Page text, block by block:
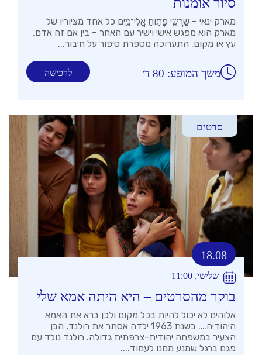
מארק ינאי – שׇׁרְשִׁ֣י פָת֣וּחַ אֱלֵי־מָ֑יִם כל אחד מציוריו של
מארק הוא מפגש אישי וישיר עם האחר – בין אם זה אדם,
עץ או מקום. התערוכה מספרת סיפור על חיבור...
לרכישה משך המופע: 80 ד׳
סרטים
18.08
שלישי, 11:00
בוקר מהסרטים – היא היתה אמא שלי
אלוהים לא יכול להיות בכל מקום ולכן ברא את האמא
היהודיה…. בשנת 1963 ילדה אסתר את רולנד, הבן
הצעיר במשפחה יהודית-צרפתית גדולה. רולנד נולד עם
פגם ברגל שמנע ממנו לעמוד....